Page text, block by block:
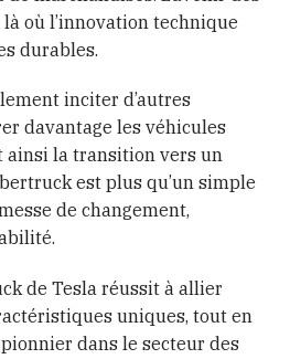
où l’innovation technique
durables.
inciter d’autres
davantage les véhicules
ainsi la transition vers un
est plus qu’un simple
de changement,
de Tesla réussit à allier
uniques, tout en
dans le secteur des